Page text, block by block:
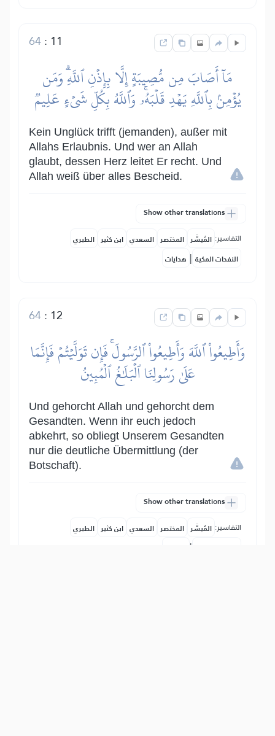
11
:
64
مَآ أَصَابَ مِن مُّصِيبَةٍ إِلَّا بِإِذۡنِ ٱللَّهِۗ وَمَن
يُؤۡمِنۢ بِٱللَّهِ يَهۡدِ قَلۡبَهُۥۚ وَٱللَّهُ بِكُلِّ شَيۡءٍ عَلِيمٞ
Kein Unglück trifft (jemanden), außer mit
Allahs Erlaubnis. Und wer an Allah
glaubt, dessen Herz leitet Er recht. Und
Allah weiß über alles Bescheid.
Show other translations
التفاسير: المُيسَّر المختصر السعدي ابن كثير الطبري
النفحات المكية | هدايات
12
:
64
وَأَطِيعُواْ ٱللَّهَ وَأَطِيعُواْ ٱلرَّسُولَۚ فَإِن تَوَلَّيۡتُمۡ فَإِنَّمَا
عَلَىٰ رَسُولِنَا ٱلۡبَلَٰغُ ٱلۡمُبِينُ
Und gehorcht Allah und gehorcht dem
Gesandten. Wenn ihr euch jedoch
abkehrt, so obliegt Unserem Gesandten
nur die deutliche Übermittlung (der
Botschaft).
Show other translations
التفاسير: المُيسَّر المختصر السعدي ابن كثير الطبري
|